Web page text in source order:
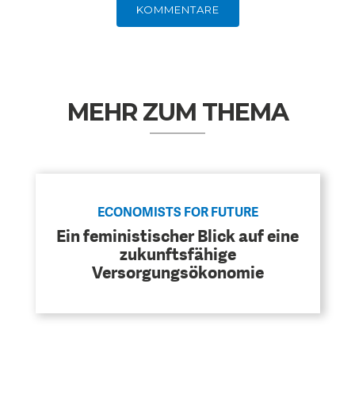
KOMMENTARE
MEHR ZUM THEMA
ECONOMISTS FOR FUTURE
Ein feministischer Blick auf eine
zukunftsfähige
Versorgungsökonomie